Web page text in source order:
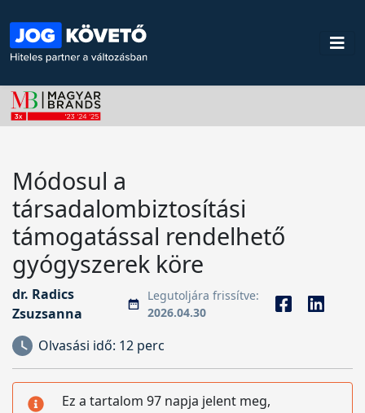
Módosul a
társadalombiztosítási
támogatással rendelhető
gyógyszerek köre
dr. Radics
Zsuzsanna
Legutoljára frissítve:
2026.04.30
Olvasási idő: 12 perc
Ez a tartalom 97 napja jelent meg,